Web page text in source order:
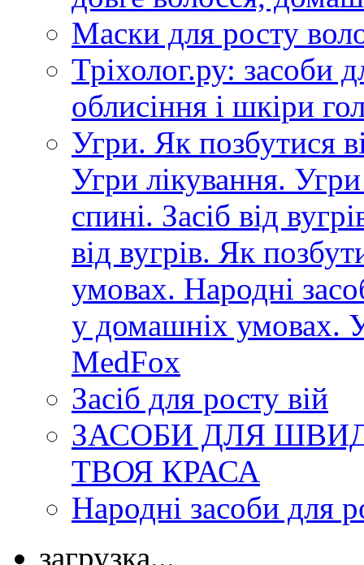
Маски для росту
Тріхолог.ру: засоби
облисіння і шкіри
Угри. Як позбутися
Угри лікування.
спині. Засіб від
від вугрів. Як
умовах. Народні
у домашніх умовах.
MedFox
Засіб для росту вій
ЗАСОБИ ДЛЯ
ТВОЯ КРАСА
Народні засоби для
загрузка...